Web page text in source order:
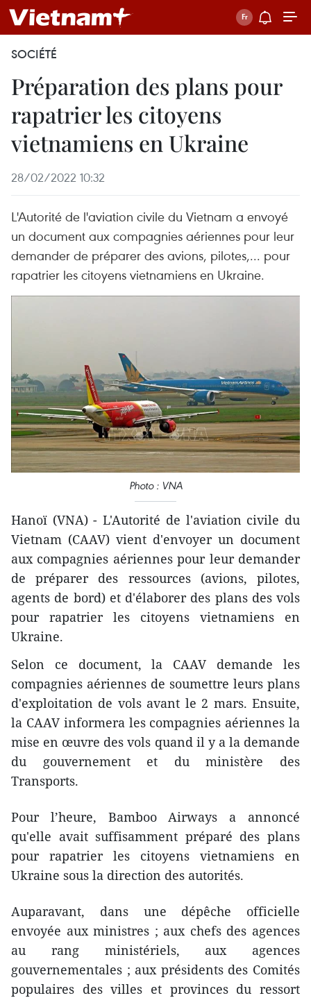
SOCIÉTÉ
Préparation des plans pour
rapatrier les citoyens
vietnamiens en Ukraine
28/02/2022 10:32
L'Autorité de l'aviation civile du Vietnam a envoyé
un document aux compagnies aériennes pour leur
demander de préparer des avions, pilotes,... pour
rapatrier les citoyens vietnamiens en Ukraine.
Photo : VNA
Hanoï (VNA) - L'Autorité de l'aviation civile du
Vietnam (CAAV) vient d'envoyer un document
aux compagnies aériennes pour leur demander
de préparer des ressources (avions, pilotes,
agents de bord) et d'élaborer des plans des vols
pour rapatrier les citoyens vietnamiens en
Ukraine.
Selon ce document, la CAAV demande les
compagnies aériennes de soumettre leurs plans
d'exploitation de vols avant le 2 mars. Ensuite,
la CAAV informera les compagnies aériennes la
mise en œuvre des vols quand il y a la demande
du gouvernement et du ministère des
Transports.
Pour l’heure, Bamboo Airways a annoncé
qu'elle avait suffisamment préparé des plans
pour rapatrier les citoyens vietnamiens en
Ukraine sous la direction des autorités.
Auparavant, dans une dépêche officielle
envoyée aux ministres ; aux chefs des agences
au rang ministériels, aux agences
gouvernementales ; aux présidents des Comités
populaires des villes et provinces du ressort